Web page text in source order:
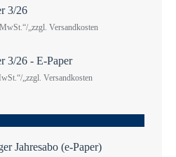
3/26
„zzgl. Versandkosten
3/26 - E-Paper
„zzgl. Versandkosten
Jahresabo (e-Paper)